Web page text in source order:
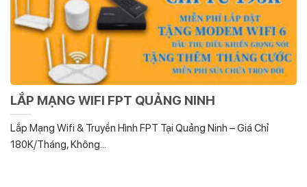
LẮP MẠNG WIFI FPT QUẢNG NINH
Lắp Mạng Wifi & Truyền Hình FPT Tại Quảng Ninh – Giá Chỉ
180K/Tháng, Không...